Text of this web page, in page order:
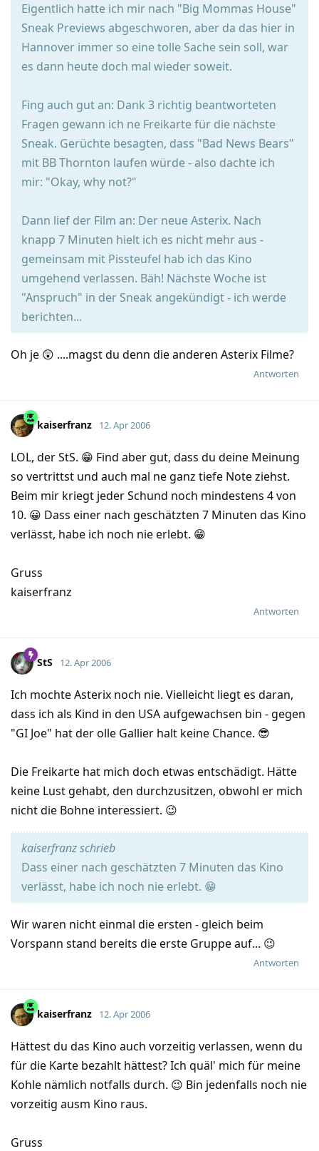
Eigentlich hatte ich mir nach "Big Mommas House"
Sneak Previews abgeschworen, aber da das hier in
Hannover immer so eine tolle Sache sein soll, war
es dann heute doch mal wieder soweit.
Fing auch gut an: Dank 3 richtig beantworteten
Fragen gewann ich ne Freikarte für die nächste
Sneak. Gerüchte besagten, dass "Bad News Bears"
mit BB Thornton laufen würde - also dachte ich
mir: "Okay, why not?"
Dann lief der Film an: Der neue Asterix. Nach
knapp 7 Minuten hielt ich es nicht mehr aus -
gemeinsam mit Pissteufel hab ich das Kino
umgehend verlassen. Bäh! Nächste Woche ist
"Anspruch" in der Sneak angekündigt - ich werde
berichten...
Oh je 😲 ....magst du denn die anderen Asterix Filme?
Antworten
kaiserfranz 12. Apr 2006
LOL, der StS. 😁 Find aber gut, dass du deine Meinung
so vertrittst und auch mal ne ganz tiefe Note ziehst.
Beim mir kriegt jeder Schund noch mindestens 4 von
10. 😀 Dass einer nach geschätzten 7 Minuten das Kino
verlässt, habe ich noch nie erlebt. 😁
Gruss
kaiserfranz
Antworten
StS 12. Apr 2006
Ich mochte Asterix noch nie. Vielleicht liegt es daran,
dass ich als Kind in den USA aufgewachsen bin - gegen
"GI Joe" hat der olle Gallier halt keine Chance. 😎
Die Freikarte hat mich doch etwas entschädigt. Hätte
keine Lust gehabt, den durchzusitzen, obwohl er mich
nicht die Bohne interessiert. 😉
kaiserfranz schrieb
Dass einer nach geschätzten 7 Minuten das Kino
verlässt, habe ich noch nie erlebt. 😁
Wir waren nicht einmal die ersten - gleich beim
Vorspann stand bereits die erste Gruppe auf... 😉
Antworten
kaiserfranz 12. Apr 2006
Hättest du das Kino auch vorzeitig verlassen, wenn du
für die Karte bezahlt hättest? Ich quäl' mich für meine
Kohle nämlich notfalls durch. 😉 Bin jedenfalls noch nie
vorzeitig ausm Kino raus.
Gruss